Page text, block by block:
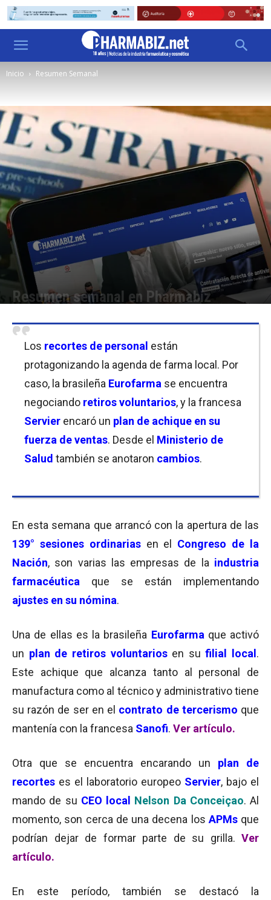
Inicio Resumen Semanal
Resumen semanal en Pharmabiz
Los recortes de personal están
protagonizando la agenda de farma local. Por
caso, la brasileña Eurofarma se encuentra
negociando retiros voluntarios, y la francesa
Servier encaró un plan de achique en su
fuerza de ventas. Desde el Ministerio de
Salud también se anotaron cambios.
En esta semana que arrancó con la apertura de las
139° sesiones ordinariasen el Congreso de la
Nación, son varias las empresas de la industria
farmacéutica que se están implementando
ajustes en su nómina.
Una de ellas es la brasileña Eurofarma que activó
un plan de retiros voluntariosen su filial local .
Este achique que alcanza tanto al personal de
manufactura como al técnico y administrativo tiene
su razón de ser en el contrato de tercerismo que
mantenía con la francesa Sanofi. Ver artículo.
Otra que se encuentra encarando un plan de
recortes es el laboratorio europeo Servier, bajo el
mando de su CEO local Nelson Da Conceiçao. Al
momento, son cerca de una decena los APMs que
podrían dejar de formar parte de su grilla. Ver
artículo.
En este período, también se destacó la